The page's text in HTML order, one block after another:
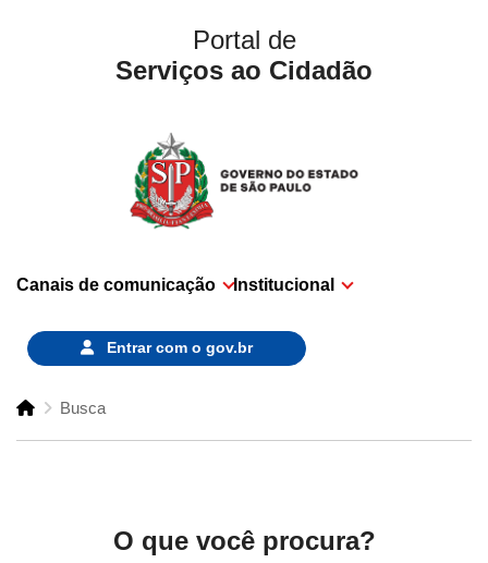
Portal de
Serviços ao Cidadão
Canais de comunicação Institucional
Entrar com o gov.br
Busca
O que você procura?